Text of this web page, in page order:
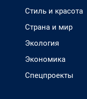
Стиль и красота
Страна и мир
Экология
Экономика
Спецпроекты